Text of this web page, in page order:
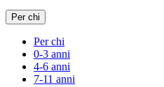
Per chi
Per chi
0-3 anni
4-6 anni
7-11 anni